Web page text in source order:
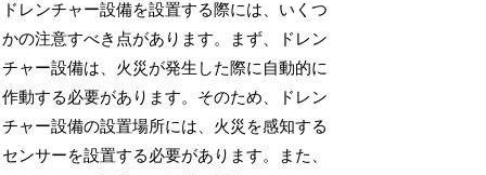
ドレンチャー設備を設置する際には、いくつ
かの注意すべき点があります。まず、ドレン
チャー設備は、火災が発生した際に自動的に
作動する必要があります。そのため、ドレン
チャー設備の設置場所には、火災を感知する
センサーを設置する必要があります。また、